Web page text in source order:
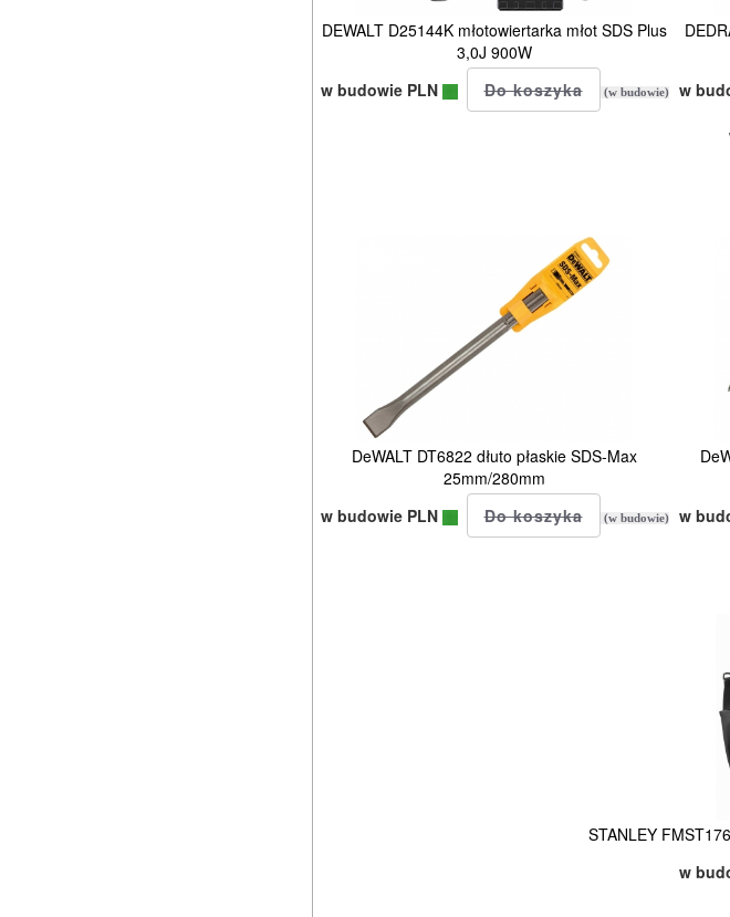
DEWALT D25144K młotowiertarka młot SDS Plus
3,0J 900W
w budowie PLN
(w budowie)
w
DeWALT DT6822 dłuto płaskie SDS-Max
25mm/280mm
w budowie PLN
(w budowie)
w
STANLEY
w